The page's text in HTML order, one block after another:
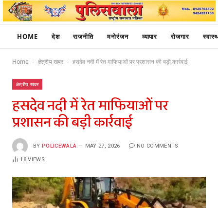
HOME देश राजनीति मनोरंजन व्यापार रोजगार
Home - क्षेत्रीय खबर - हसदेव नदी में रेत माफियाओं पर प्रशासन की बड़ी कार्रवाई
क्षेत्रीय खबर
हसदेव नदी में रेत माफियाओं पर
प्रशासन की बड़ी कार्रवाई
BY POLICEWALA MAY 27, 2026 NO COMMENTS
18VIEWS